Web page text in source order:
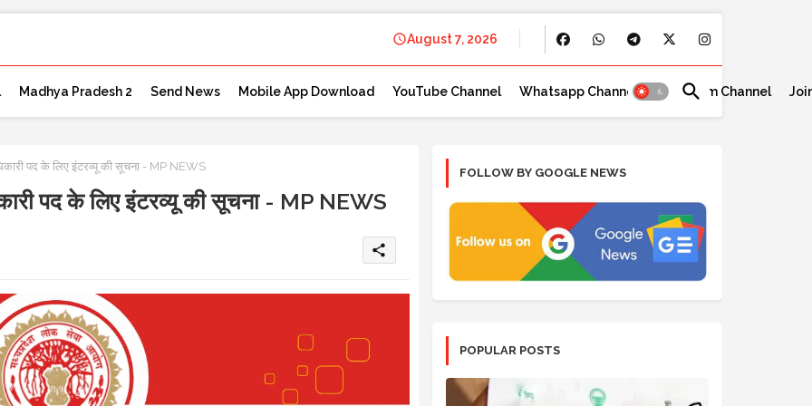
August 7, 2026
Madhya Pradesh 2 Send News Mobile App Download YouTube Channel Whatsapp Channel Telegram Channel
पद के लिए इंटरव्यू की सूचना - MP NEWS
पद के लिए इंटरव्यू की सूचना - MP NEWS
share
FOLLOW BY GOOGLE NEWS
POPULAR POSTS